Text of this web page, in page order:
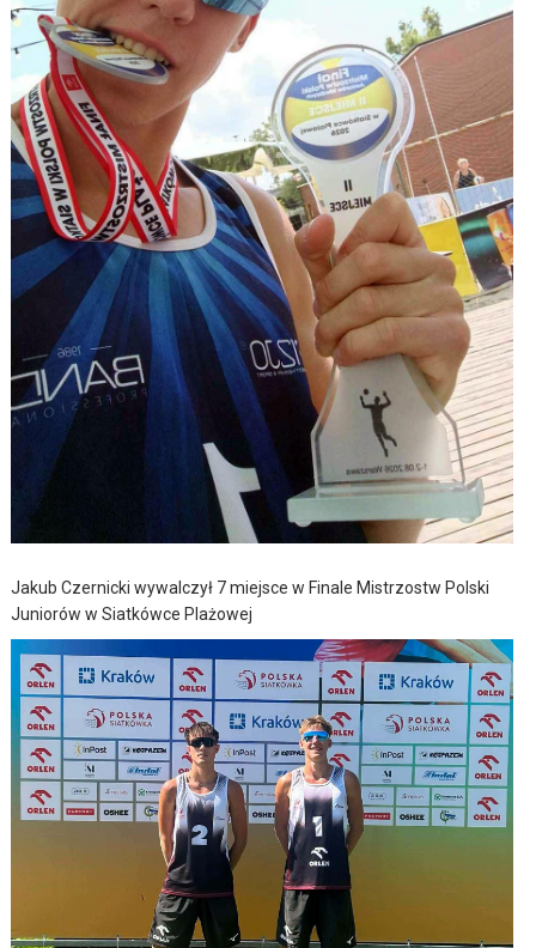
Jakub Czernicki wywalczył 7 miejsce w Finale Mistrzostw Polski
Juniorów w Siatkówce Plażowej